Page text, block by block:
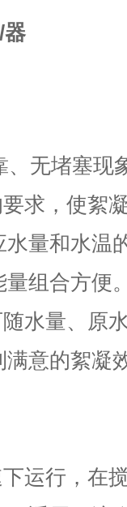
、无堵塞现
求，使絮
量和水温
量组合方便
水量、原
意的絮凝
运行，在